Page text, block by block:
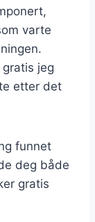
varte
jeg
etter det
funnet
deg både
gratis